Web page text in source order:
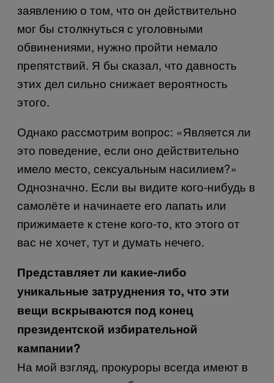
заявлению о том, что он действительно
мог бы столкнуться с уголовными
обвинениями, нужно пройти немало
препятствий. Я бы сказал, что давность
этих дел сильно снижает вероятность
этого.
Однако рассмотрим вопрос: «Является ли
это поведение, если оно действительно
имело место, сексуальным насилием?»
Однозначно. Если вы видите кого-нибудь в
самолёте и начинаете его лапать или
прижимаете к стене кого-то, кто этого от
вас не хочет, тут и думать нечего.
Представляет ли какие-либо
уникальные затруднения то, что эти
вещи вскрываются под конец
президентской избирательной
кампании?
На мой взгляд, прокуроры всегда имеют в